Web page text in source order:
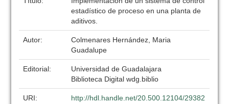
estadístico de proceso en una planta de
aditivos.
Autor:
Colmenares Hernández, Maria
Guadalupe
Editorial:
Universidad de Guadalajara
Biblioteca Digital wdg.biblio
URI:
http://hdl.handle.net/20.500.12104/29382